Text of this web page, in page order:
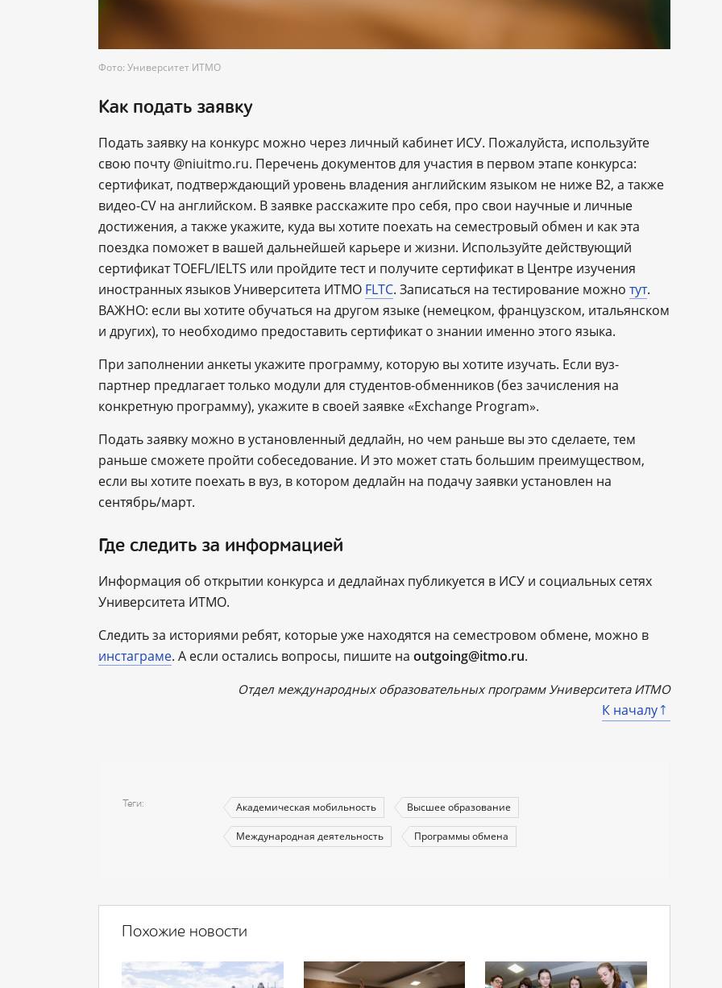
Фото: Университет ИТМО
Как подать заявку
Подать заявку на конкурс можно через личный кабинет ИСУ. Пожалуйста, используйте
свою почту @niuitmo.ru. Перечень документов для участия в первом этапе конкурса:
сертификат, подтверждающий уровень владения английским языком не ниже B2, а также
видео-CV на английском. В заявке расскажите про себя, про свои научные и личные
достижения, а также укажите, куда вы хотите поехать на семестровый обмен и как эта
поездка поможет в вашей дальнейшей карьере и жизни. Используйте действующий
сертификат TOEFL/IELTS или пройдите тест и получите сертификат в Центре изучения
иностранных языков Университета ИТМО FLTC. Записаться на тестирование можно тут.
ВАЖНО: если вы хотите обучаться на другом языке (немецком, французском, итальянском
и других), то необходимо предоставить сертификат о знании именно этого языка.
При заполнении анкеты укажите программу, которую вы хотите изучать. Если вуз-
партнер предлагает только модули для студентов-обменников (без зачисления на
конкретную программу), укажите в своей заявке «Exchange Program».
Подать заявку можно в установленный дедлайн, но чем раньше вы это сделаете, тем
раньше сможете пройти собеседование. И это может стать большим преимуществом,
если вы хотите поехать в вуз, в котором дедлайн на подачу заявки установлен на
сентябрь/март.
Где следить за информацией
Информация об открытии конкурса и дедлайнах публикуется в ИСУ и социальных сетях
Университета ИТМО.
Следить за историями ребят, которые уже находятся на семестровом обмене, можно в
инстаграме. А если остались вопросы, пишите на outgoing@itmo.ru.
Отдел международных образовательных программ Университета ИТМО
К началу
Теги Академическая мобильность Высшее образование
Международная деятельность Программы обмена
Похожие новости